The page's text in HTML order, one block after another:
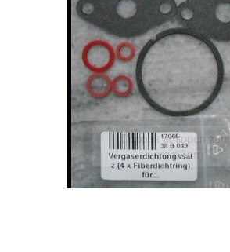
Doppelt antippen zum
vergrößern